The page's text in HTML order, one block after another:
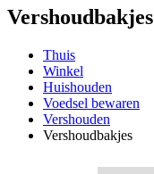
Vershoudbakjes
Thuis
Winkel
Huishouden
Voedsel bewaren
Vershouden
Vershoudbakjes